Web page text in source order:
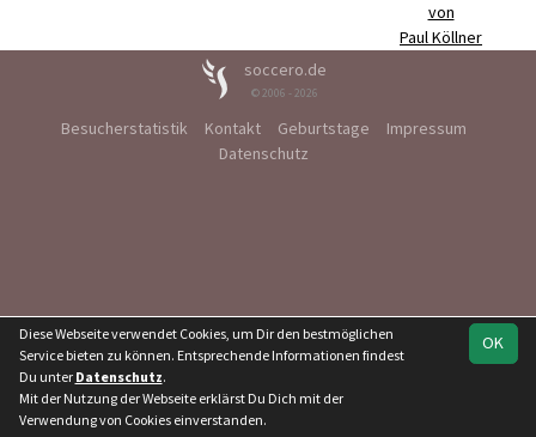
von
Paul Köllner
soccero.de
© 2006 - 2026
Besucherstatistik Kontakt Geburtstage
Impressum
Datenschutz
OK
Diese Webseite verwendet Cookies, um Dir den bestmöglichen
Service bieten zu können. Entsprechende Informationen findest
Du unter Datenschutz.
Mit der Nutzung der Webseite erklärst Du Dich mit der
Verwendung von Cookies einverstanden.